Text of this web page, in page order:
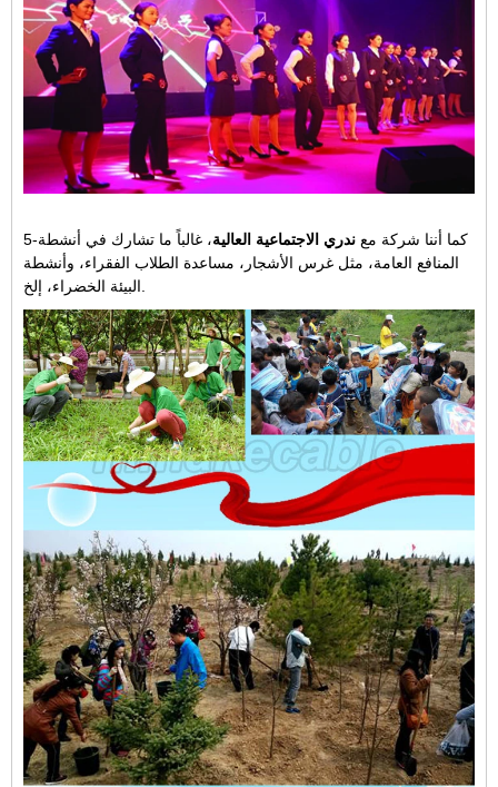
5-كما أننا شركة مع ندري الاجتماعية العالية، غالباً ما تشارك في أنشطة
المنافع العامة، مثل غرس الأشجار، مساعدة الطلاب الفقراء، وأنشطة